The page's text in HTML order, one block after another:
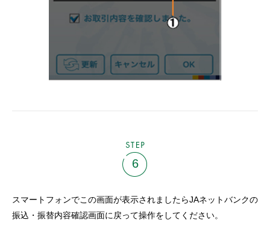
6
スマートフォンでこの画面が表示されましたらJAネットバンクの
振込・振替内容確認画面に戻って操作をしてください。